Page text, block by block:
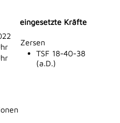
eingesetzte Kräfte
Zersen
TSF 18-40-38
(a.D.)